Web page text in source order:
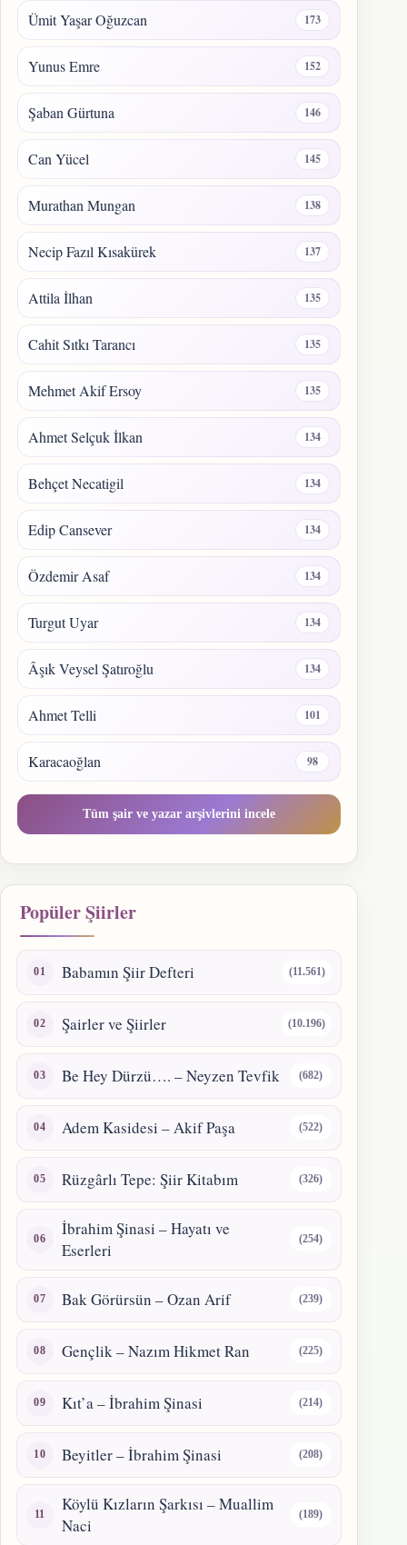
Ümit Yaşar Oğuzcan 173
Yunus Emre 152
Şaban Gürtuna 146
Can Yücel 145
Murathan Mungan 138
Necip Fazıl Kısakürek 137
Attila İlhan 135
Cahit Sıtkı Tarancı 135
Mehmet Akif Ersoy 135
Ahmet Selçuk İlkan 134
Behçet Necatigil 134
Edip Cansever 134
Özdemir Asaf 134
Turgut Uyar 134
Âşık Veysel Şatıroğlu 134
Ahmet Telli 101
Karacaoğlan 98
Tüm şair ve yazar arşivlerini incele
Popüler Şiirler
Babamın Şiir Defteri (11.561)
Şairler ve Şiirler (10.196)
Be Hey Dürzü…. – Neyzen Tevfik (682)
Adem Kasidesi – Akif Paşa (522)
Rüzgârlı Tepe: Şiir Kitabım (326)
İbrahim Şinasi – Hayatı ve
Eserleri
(254)
Bak Görürsün – Ozan Arif (239)
Gençlik – Nazım Hikmet Ran (225)
Kıt’a – İbrahim Şinasi (214)
Beyitler – İbrahim Şinasi (208)
Köylü Kızların Şarkısı – Muallim
Naci
(189)